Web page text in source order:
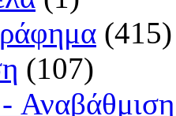
(415)
(107)